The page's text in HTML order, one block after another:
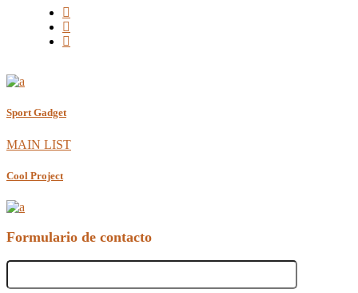
Sport Gadget
MAIN LIST
Cool Project
Formulario de contacto